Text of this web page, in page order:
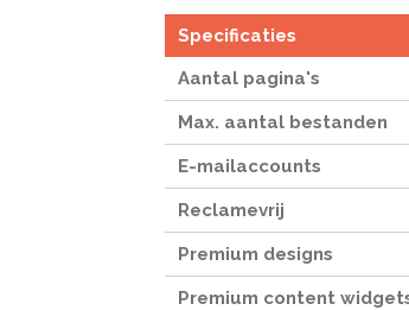
Specificaties
Aantal pagina's
Max. aantal bestanden
E-mailaccounts
Reclamevrij
Premium designs
Premium content